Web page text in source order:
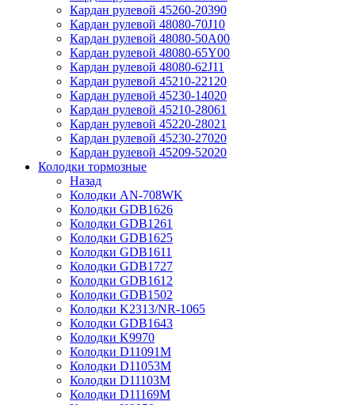
Кардан рулевой 45260-20390
Кардан рулевой 48080-70J10
Кардан рулевой 48080-50A00
Кардан рулевой 48080-65Y00
Кардан рулевой 48080-62J11
Кардан рулевой 45210-22120
Кардан рулевой 45230-14020
Кардан рулевой 45210-28061
Кардан рулевой 45220-28021
Кардан рулевой 45230-27020
Кардан рулевой 45209-52020
Колодки тормозные
Назад
Колодки AN-708WK
Колодки GDB1626
Колодки GDB1261
Колодки GDB1625
Колодки GDB1611
Колодки GDB1727
Колодки GDB1612
Колодки GDB1502
Колодки K2313/NR-1065
Колодки GDB1643
Колодки K9970
Колодки D11091M
Колодки D11053M
Колодки D11103M
Колодки D11169M